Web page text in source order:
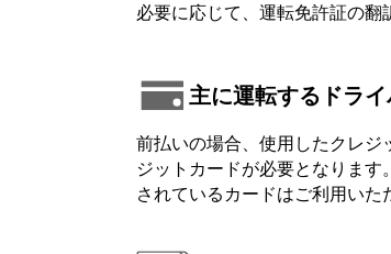
必要に応じて、運転免許証の翻
主に運転するドラ
前払いの場合、使用したクレ
ジットカードが必要となりま
されているカードはご利用いた